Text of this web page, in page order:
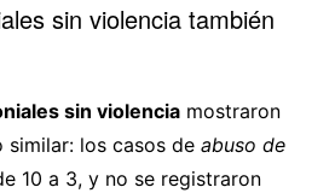
sin violencia también
sin violenciamostraron
los casos de abuso de
10 a 3, y no se registraron